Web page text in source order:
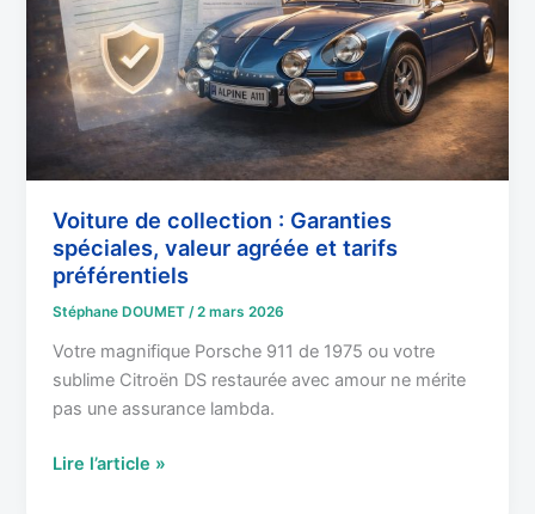
Voiture de collection : Garanties
spéciales, valeur agréée et tarifs
préférentiels
Stéphane DOUMET/2 mars 2026
Votre magnifique Porsche 911 de 1975 ou votre
sublime Citroën DS restaurée avec amour ne mérite
pas une assurance lambda.
spéciales,
valeur
agréée
et
tarifs
préférentiels
Lire l’article »